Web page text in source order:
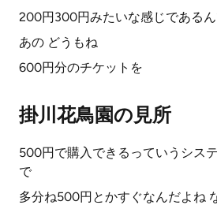
200円300円みたいな感じである
あの どうもね
600円分のチケットを
掛川花鳥園の見所
500円で購入できるっていうシス
で
多分ね500円とかすぐなんだよね